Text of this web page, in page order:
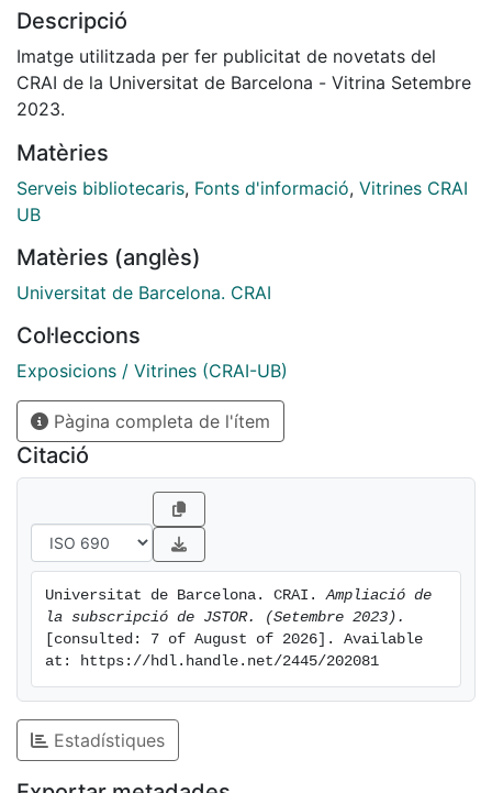
La nova subscripció JSTOR Archival Journals and
i 27 col·leccions i bases de dades:
- Arts & Sciences I-XV (15 col·leccions), - Business I-IV,
- Hebrew Journals, - Ireland, - Life Sciences, - Public
Studies, - Sustainability, - 19th Century British
Pamphlets, - World Heritage Sites: Africa, - Struggles
JSTOR és una iniciativa fundada en 1995 que forma
part d’ITHAKA, organització sense ànim de lucre que
ajuda la comunitat acadèmica a utilitzar tecnologies
digitals, preservar la informació acadèmica i promoure
la recerca i l’ensenyament de forma sostenible.
Trobareu l’accés al Cercabib >> JSTOR
Descripció
Imatge utilitzada per fer publicitat de novetats del
CRAI de la Universitat de Barcelona - Vitrina Setembre
2023.
Matèries
Serveis bibliotecaris, Fonts d'informació, Vitrines CRAI
UB
Matèries (anglès)
Universitat de Barcelona. CRAI
Col·leccions
Exposicions / Vitrines (CRAI-UB)
Pàgina completa de l'ítem
Citació
Universitat de Barcelona. CRAI. Ampliació de
la subscripció de JSTOR. (Setembre 2023).
[consulted: 7 of August of 2026]. Available
at: https://hdl.handle.net/2445/202081
Estadístiques